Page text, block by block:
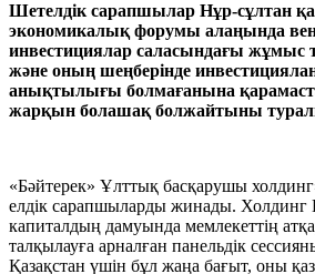
Шетелдік сарапшылар Нұр-сұлтан
экономикалық форумы алаңында
инвестициялар саласындағы жұмыс
және оның шеңберінде
анықтылығы болмағанына
жарқын болашақ болжайтыны
«Бәйтерек» Ұлттық басқарушы
елдік сарапшыларды жинады. Холдинг
капиталдың дамуында мемлекеттің
талқылауға арналған панельдік
Қазақстан үшін бұл жаңа бағыт, оны